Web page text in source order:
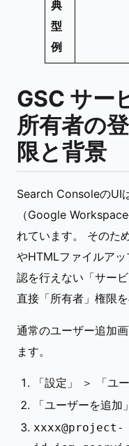
典
型
例
GSC サー
所有者の
限と背景
Search ConsoleのUI
（Google
れています。 そのた
やHTMLファイルア
認を行えない「サー
直接「所有者」権限
通常のユーザー追加
ます。
「設定」 ＞ 「ユ
「ユーザーを追加
xxxx@project-